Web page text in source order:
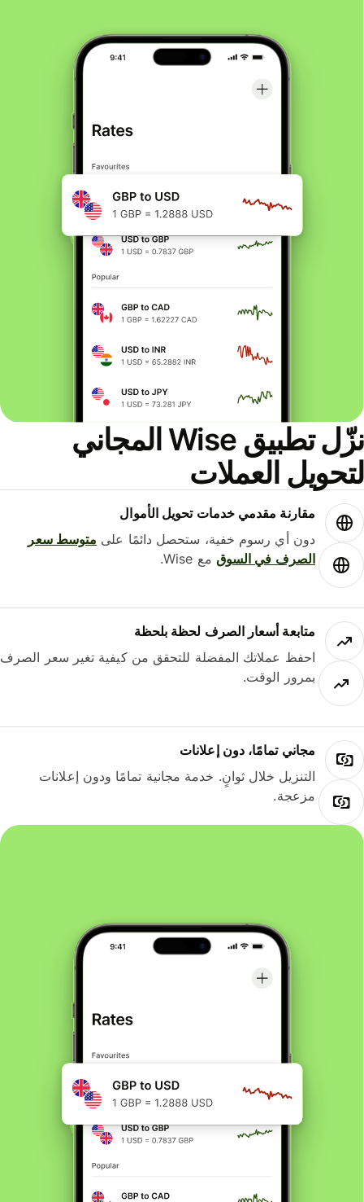
نزّل تطبيق Wise المجاني
لتحويل العملات
مقارنة مقدمي خدمات تحويل الأموال
دون أي رسوم خفية، ستحصل دائمًا على متوسط ​​سعر
الصرف في السوق مع Wise.
متابعة أسعار الصرف لحظة بلحظة
احفظ عملاتك المفضلة للتحقق من كيفية تغير سعر الصرف
بمرور الوقت.
مجاني تمامًا، دون إعلانات
التنزيل خلال ثوانٍ. خدمة مجانية تمامًا ودون إعلانات
مزعجة.